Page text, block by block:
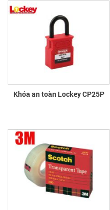
Khóa an toàn Lockey CP25P